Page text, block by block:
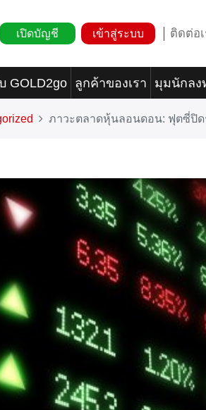
เปิดบัญชี เข้าสู่ระบบ ติดต่อเ
GOLD2go ลูกค้าของเรา มุมนักลง
ภาวะตลาดหุ้นลอนดอน: ฟุตซี่ปิด